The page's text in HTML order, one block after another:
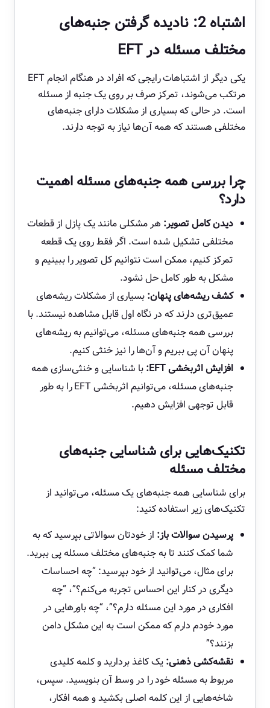
اشتباه 2: نادیده گرفتن جنبه‌های
مختلف مسئله در EFT
یکی دیگر از اشتباهات رایجی که افراد در هنگام انجام EFT
مرتکب می‌شوند، تمرکز صرف بر روی یک جنبه از مسئله
است. در حالی که بسیاری از مشکلات دارای جنبه‌های
مختلفی هستند که همه آن‌ها نیاز به توجه دارند.
چرا بررسی همه جنبه‌های مسئله اهمیت
دارد؟
دیدن کامل تصویر: هر مشکلی مانند یک پازل از قطعات
مختلفی تشکیل شده است. اگر فقط روی یک قطعه
تمرکز کنیم، ممکن است نتوانیم کل تصویر را ببینیم و
مشکل به طور کامل حل نشود.
کشف ریشه‌های پنهان: بسیاری از مشکلات ریشه‌های
عمیق‌تری دارند که در نگاه اول قابل مشاهده نیستند. با
بررسی همه جنبه‌های مسئله، می‌توانیم به ریشه‌های
پنهان آن پی ببریم و آن‌ها را نیز خنثی کنیم.
افزایش اثربخشی EFT:
با شناسایی و خنثی‌سازی همه
جنبه‌های مسئله، می‌توانیم اثربخشی EFT را به طور
قابل توجهی افزایش دهیم.
تکنیک‌هایی برای شناسایی جنبه‌های
مختلف مسئله
برای شناسایی همه جنبه‌های یک مسئله، می‌توانید از
تکنیک‌های زیر استفاده کنید:
پرسیدن سوالات باز: از خودتان سوالاتی بپرسید که به
شما کمک کنند تا به جنبه‌های مختلف مسئله پی ببرید.
برای مثال، می‌توانید از خود بپرسید: “چه احساسات
دیگری در کنار این احساس تجربه می‌کنم؟”، “چه
افکاری در مورد این مسئله دارم؟”، “چه باورهایی در
مورد خودم دارم که ممکن است به این مشکل دامن
بزنند؟”
نقشه‌کشی ذهنی: یک کاغذ بردارید و کلمه کلیدی
مربوط به مسئله خود را در وسط آن بنویسید. سپس،
شاخه‌هایی از این کلمه اصلی بکشید و همه افکار،